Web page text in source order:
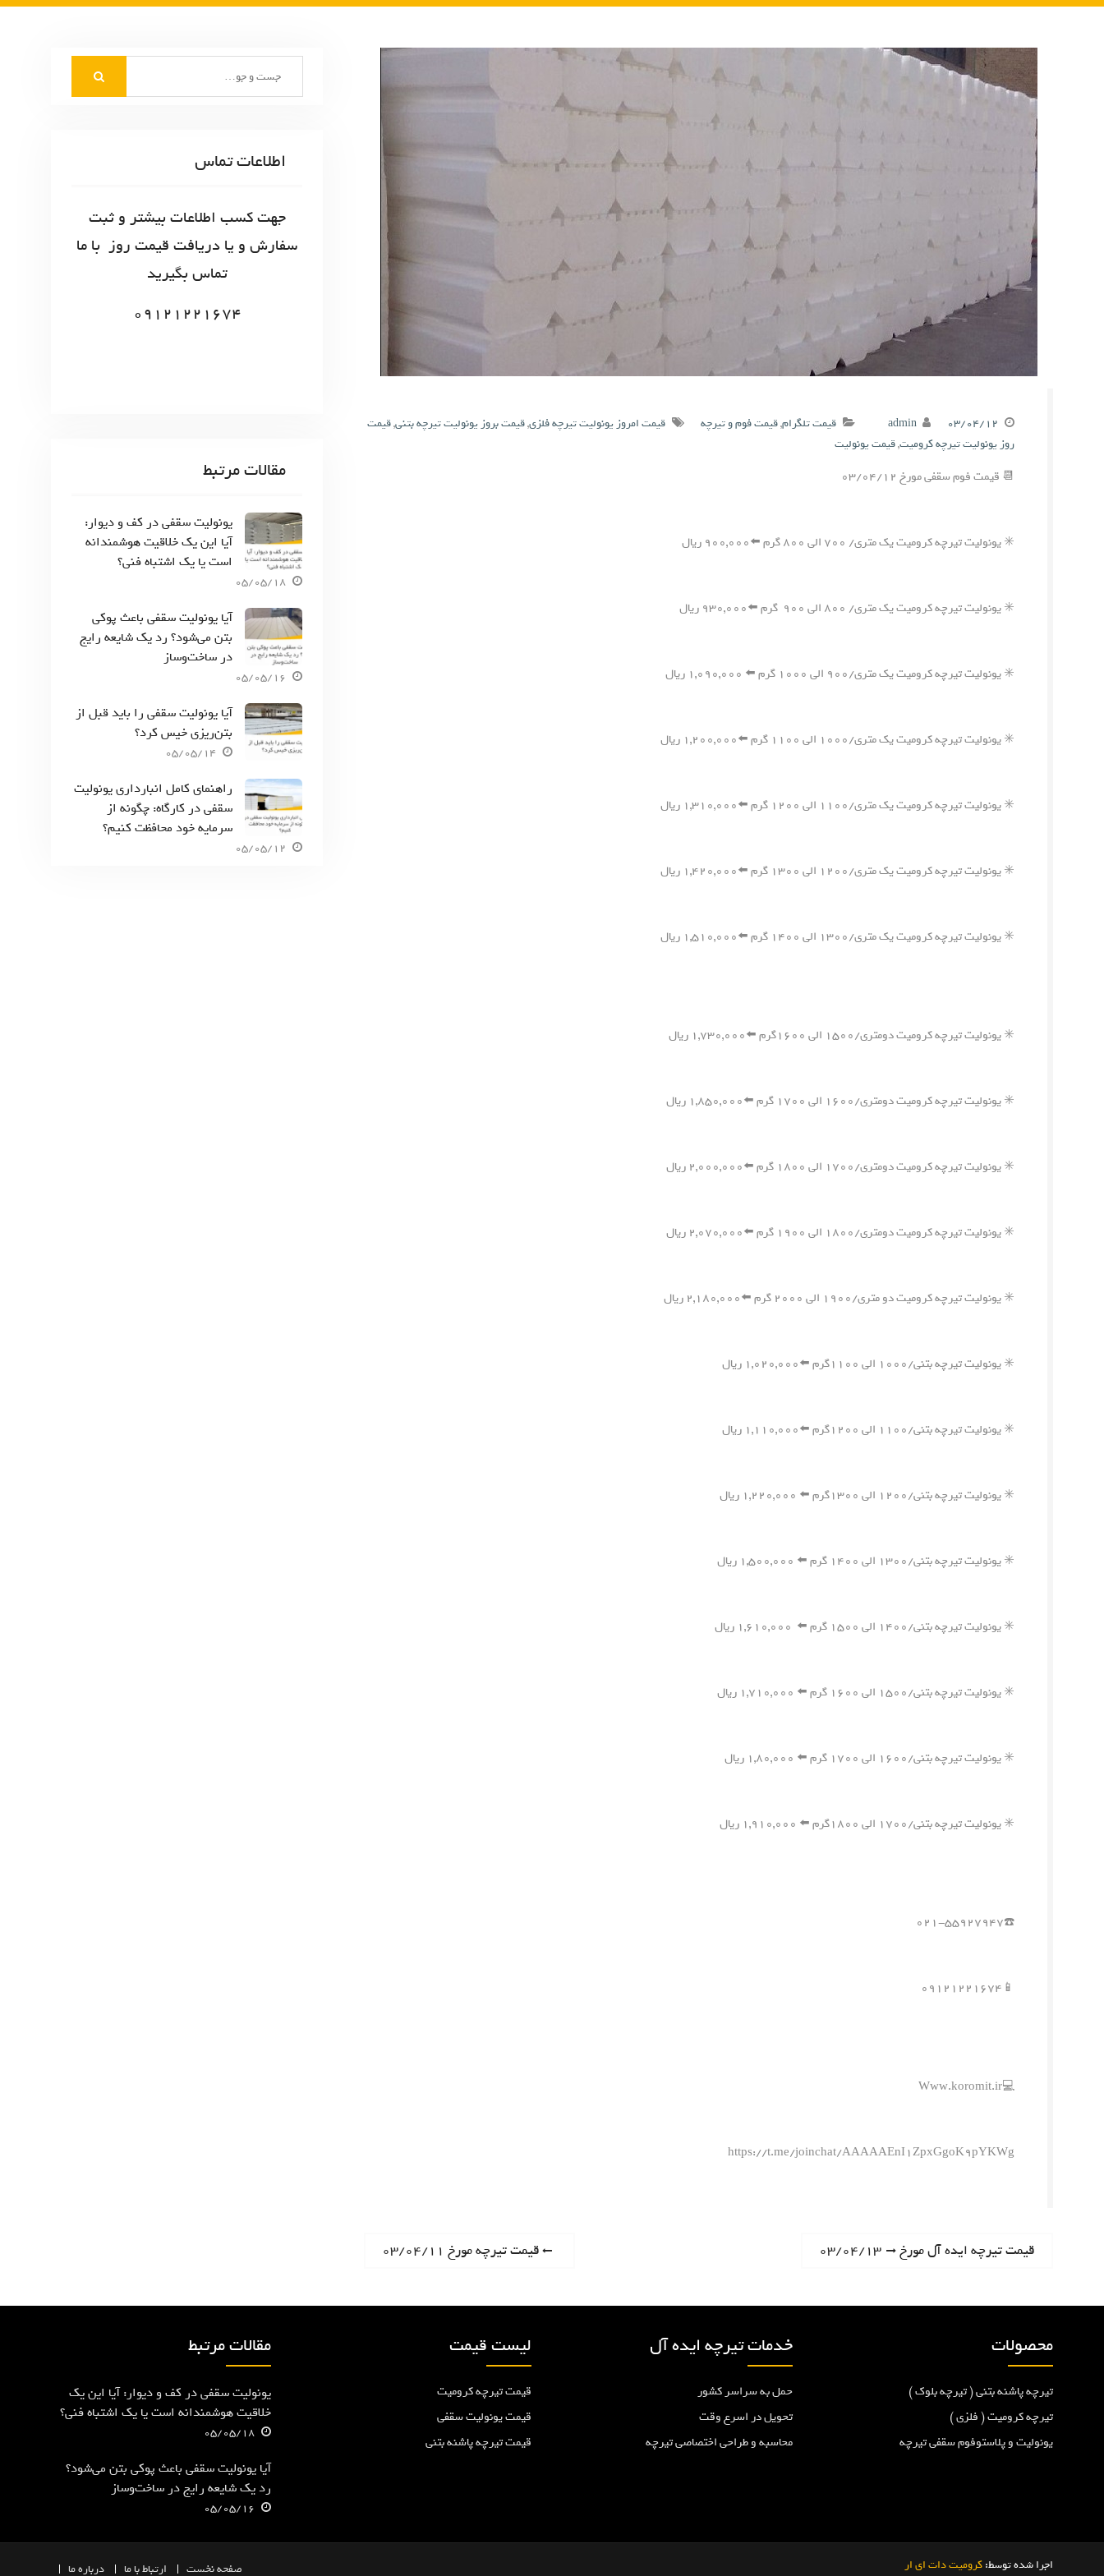
۰۳/۰۴/۱۲ admin قیمت تلگرام,قیمت فوم و تیرچه قیمت امروز یونولیت تیرچه فلزی,قیمت بروز یونولیت تیرچه بتنی,قیمت
روز یونولیت تیرچه کرومیت,قیمت یونولیت
📆 قیمت فوم سقفی مورخ ۰۳/۰۴/۱۲
✳️ یونولیت تیرچه کرومیت یک متری/ ۷۰۰ الی ۸۰۰ گرم ⬅️۹۰۰,۰۰۰ ریال
✳️ یونولیت تیرچه کرومیت یک متری/ ۸۰۰ الی ۹۰۰ گرم ⬅️۹۳۰,۰۰۰ ریال
✳️ یونولیت تیرچه کرومیت یک متری/۹۰۰ الی ۱۰۰۰ گرم ⬅️ ۱,۰۹۰,۰۰۰ ریال
✳️ یونولیت تیرچه کرومیت یک متری/۱۰۰۰ الی ۱۱۰۰ گرم ⬅️۱,۲۰۰,۰۰۰ ریال
✳️ یونولیت تیرچه کرومیت یک متری/۱۱۰۰ الی ۱۲۰۰ گرم ⬅️۱,۳۱۰,۰۰۰ ریال
✳️ یونولیت تیرچه کرومیت یک متری/۱۲۰۰ الی ۱۳۰۰ گرم ⬅️۱,۴۲۰,۰۰۰ ریال
✳️ یونولیت تیرچه کرومیت یک متری/۱۳۰۰ الی ۱۴۰۰ گرم ⬅️۱,۵۱۰,۰۰۰ ریال
✳️ یونولیت تیرچه کرومیت دومتری/۱۵۰۰ الی ۱۶۰۰گرم ⬅️۱,۷۳۰,۰۰۰ ریال
✳️ یونولیت تیرچه کرومیت دومتری/۱۶۰۰ الی ۱۷۰۰ گرم ⬅️۱,۸۵۰,۰۰۰ ریال
✳️ یونولیت تیرچه کرومیت دومتری/۱۷۰۰ الی ۱۸۰۰ گرم ⬅️۲,۰۰۰,۰۰۰ ریال
✳️ یونولیت تیرچه کرومیت دومتری/۱۸۰۰ الی ۱۹۰۰ گرم ⬅️۲,۰۷۰,۰۰۰ ریال
✳️ یونولیت تیرچه کرومیت دو متری/۱۹۰۰ الی ۲۰۰۰ گرم ⬅️۲,۱۸۰,۰۰۰ ریال
✳️ یونولیت تیرچه بتنی/۱۰۰۰ الی ۱۱۰۰گرم ⬅️۱,۰۲۰,۰۰۰ ریال
✳️ یونولیت تیرچه بتنی/۱۱۰۰ الی ۱۲۰۰گرم ⬅️۱,۱۱۰,۰۰۰ ریال
✳️ یونولیت تیرچه بتنی/۱۲۰۰ الی ۱۳۰۰گرم ⬅️ ۱,۲۲۰,۰۰۰ ریال
✳️ یونولیت تیرچه بتنی/۱۳۰۰ الی ۱۴۰۰ گرم ⬅️ ۱,۵۰۰,۰۰۰ ریال
✳️ یونولیت تیرچه بتنی/۱۴۰۰ الی ۱۵۰۰ گرم ⬅️ ۱,۶۱۰,۰۰۰ ریال
✳️ یونولیت تیرچه بتنی/۱۵۰۰ الی ۱۶۰۰ گرم ⬅️ ۱,۷۱۰,۰۰۰ ریال
✳️ یونولیت تیرچه بتنی/۱۶۰۰ الی ۱۷۰۰ گرم ⬅️ ۱,۸۰,۰۰۰ ریال
✳️ یونولیت تیرچه بتنی/۱۷۰۰ الی ۱۸۰۰گرم ⬅️ ۱,۹۱۰,۰۰۰ ریال
☎️۰۲۱-۵۵۹۲۷۹۴۷
📱۰۹۱۲۱۲۲۱۶۷۴
💻Www.koromit.ir
https://t.me/joinchat/AAAAAEnI1ZpxGgoK9pYKWg
ه
ب
ر
و
P
v
قیمت تیرچه مورخ ۰۳/۰۴/۱۱
N
t
o
s
t
:
قیمت تیرچه ایده آل مورخ ۰۳/۰۴/۱۳
اطلاعات تماس
جهت کسب اطلاعات بیشتر و ثبت
سفارش و یا دریافت قیمت روز با ما
تماس بگیرید
09121221674
مقالات مرتبط
یونولیت سقفی در کف و دیوار:
آیا این یک خلاقیت هوشمندانه
است یا یک اشتباه فنی؟
05/05/18
آیا یونولیت سقفی باعث پوکی
بتن می‌شود؟ رد یک شایعه رایج
در ساخت‌وساز
05/05/16
آیا یونولیت سقفی را باید قبل از
بتن‌ریزی خیس کرد؟
05/05/14
راهنمای کامل انبارداری یونولیت
سقفی در کارگاه: چگونه از
سرمایه خود محافظت کنیم؟
05/05/12
مقالات مرتبط
یونولیت سقفی در کف و دیوار: آیا این یک
خلاقیت هوشمندانه است یا یک اشتباه فنی؟
05/05/18
آیا یونولیت سقفی باعث پوکی بتن می‌شود؟
رد یک شایعه رایج در ساخت‌وساز
05/05/16
لیست قیمت
قیمت تیرچه کرومیت
قیمت یونولیت سقفی
قیمت تیرچه پاشنه بتنی
خدمات تیرچه ایده آل
حمل به سراسر کشور
تحویل در اسرع وقت
محاسبه و طراحی اختصاصی تیرچه
محصولات
تیرچه پاشنه بتنی ( تیرچه بلوک )
تیرچه کرومیت ( فلزی )
یونولیت و پلاستوفوم سقفی تیرچه
صفحهنخست ارتباط با ما درباره ما اجرا شده توسط:کرومیت دات ای ار